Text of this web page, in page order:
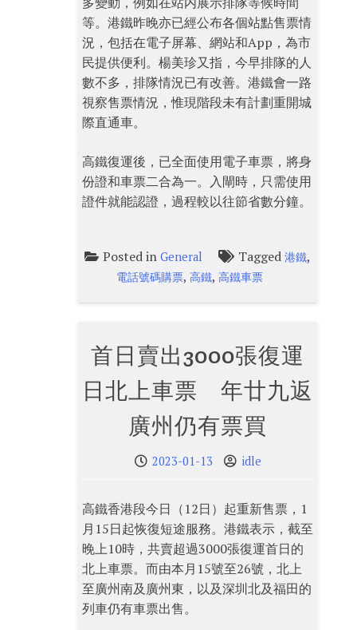
等。港鐵昨晚亦已經公布各個站點售票情
況，包括在電子屏幕、網站和App，為市
民提供便利。楊美珍又指，今早排隊的人
數不多，排隊情況已有改善。港鐵會一路
視察售票情況，惟現階段未有計劃重開城
際直通車。
高鐵復運後，已全面使用電子車票，將身
份證和車票二合為一。入閘時，只需使用
證件就能認證，過程較以往節省數分鐘。
Posted inGeneral Tagged港鐵,
電話號碼購票,高鐵,高鐵車票
首日賣出3000張復運
日北上車票 年廿九返
廣州仍有票買
2023-01-13 idle
高鐵香港段今日（12日）起重新售票，1
月15日起恢復短途服務。港鐵表示，截至
晚上10時，共賣超過3000張復運首日的
北上車票。而由本月15號至26號，北上
至廣州南及廣州東，以及深圳北及福田的
列車仍有車票出售。